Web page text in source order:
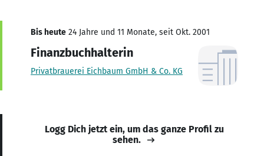
Bis heute 24 Jahre und 11 Monate, seit Okt. 2001
Finanzbuchhalterin
Privatbrauerei Eichbaum GmbH & Co. KG
Logg Dich jetzt ein, um das ganze Profil zu
sehen.